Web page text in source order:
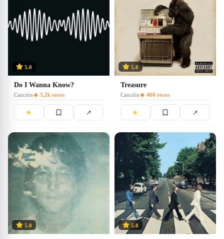
5.0
Do I Wanna Know?
Canción 🔥 5,2k recos
★ ↗
5.0
Treasure
Canción 🔥 460 recos
★ ↗
5.0 5.0